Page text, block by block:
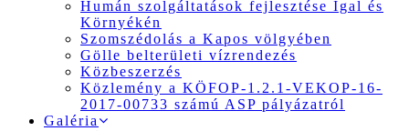
Humán szolgáltatások fejlesztése Igal és
Környékén
Szomszédolás a Kapos völgyében
Gölle belterületi vízrendezés
Közbeszerzés
Közlemény a KÖFOP-1.2.1-VEKOP-16-
2017-00733 számú ASP pályázatról
Galéria